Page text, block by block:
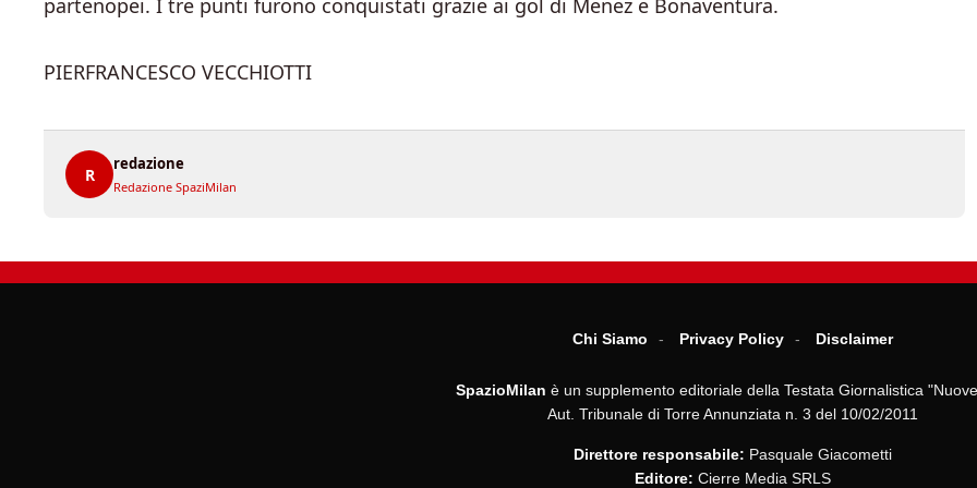
partenopei. I tre punti furono conquistati grazie ai gol di Menez e Bonaventura.
PIERFRANCESCO VECCHIOTTI
R
redazione
Redazione SpaziMilan
Chi Siamo Privacy Policy Disclaimer
SpazioMilan è un supplemento editoriale della Testata Giornalistica
Aut. Tribunale di Torre Annunziata n. 3 del 10/02/2011
Direttore responsabile: Pasquale Giacometti
Editore: Cierre Media SRLS